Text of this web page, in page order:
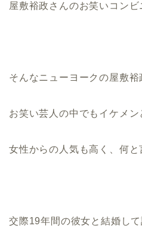
屋敷裕政さんのお笑いコンビ
そんなニューヨークの屋敷裕
お笑い芸人の中でもイケメン
女性からの人気も高く、何と
交際19年間の彼女と結婚して